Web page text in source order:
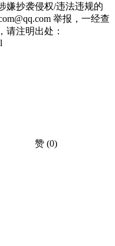
嫌抄袭侵权/违法违规的
举报，一经查
请注明出处：
赞 (0)